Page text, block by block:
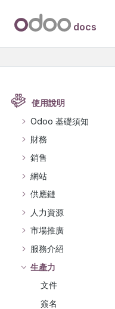
使用說明
Odoo 基礎須知
財務
銷售
網站
供應鏈
人力資源
市場推廣
服務介紹
生產力
文件
簽名
docs